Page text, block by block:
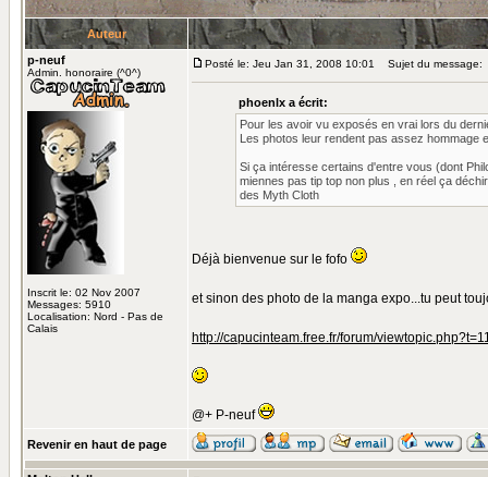
Auteur
p-neuf
Admin. honoraire (^0^)
Inscrit le: 02 Nov 2007
Messages: 5910
Localisation: Nord - Pas de
Calais
Posté le: Jeu Jan 31, 2008 10:01 Sujet du message:
phoenlx a écrit:
Pour les avoir vu exposés en vrai lors du
Les photos leur rendent pas assez hommage
Si ça intéresse certains d'entre vous (dont
miennes pas tip top non plus , en réel ça
des Myth Cloth
Déjà bienvenue sur le fofo
et sinon des photo de la manga expo...tu peut
http://capucinteam.free.fr/forum/
@+ P-neuf
Revenir en haut de page